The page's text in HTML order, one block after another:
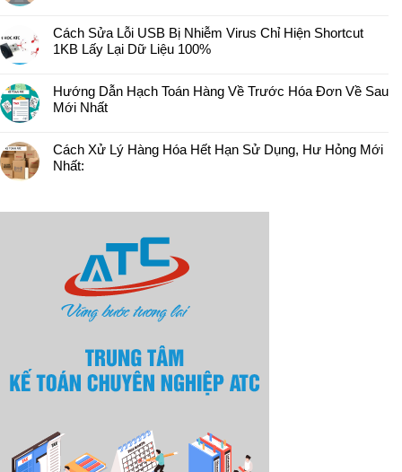
Cách Sửa Lỗi USB Bị Nhiễm Virus Chỉ Hiện Shortcut
1KB Lấy Lại Dữ Liệu 100%
Hướng Dẫn Hạch Toán Hàng Về Trước Hóa Đơn Về Sau
Mới Nhất
Cách Xử Lý Hàng Hóa Hết Hạn Sử Dụng, Hư Hỏng Mới
Nhất: